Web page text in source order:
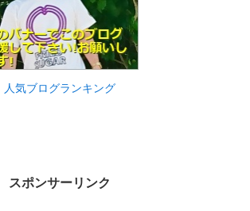
人気ブログランキング
スポンサーリンク